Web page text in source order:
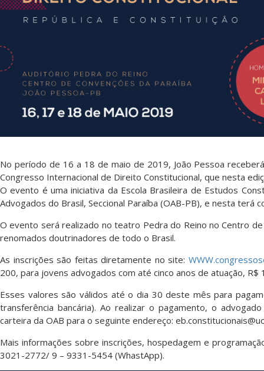
No período de 16 a 18 de maio de 2019, João Pessoa
Congresso Internacional de Direito Constitucional, que nesta
O evento é uma iniciativa da Escola Brasileira de Estudos
Advogados do Brasil, Seccional Paraíba (OAB-PB), e nesta terá
O evento será realizado no teatro Pedra do Reino no Centro
renomados doutrinadores de todo o Brasil.
As inscrições são feitas diretamente no site:
200, para jovens advogados com até cinco anos de atuação, R$
Esses valores são válidos até o dia 30 deste mês para
transferência bancária). Ao realizar o pagamento, o
carteira da OAB para o seguinte endereço:
Mais informações sobre inscrições, hospedagem e
3021-2772/ 9 – 9331-5454 (WhastApp).